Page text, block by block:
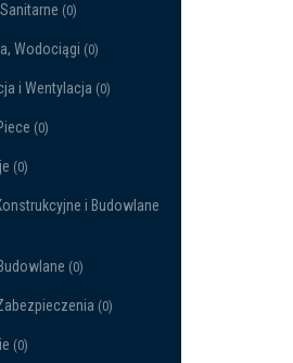
(0)
Wodociągi (0)
i Wentylacja (0)
(0)
(0)
i Budowlane
(0)
(0)
(0)